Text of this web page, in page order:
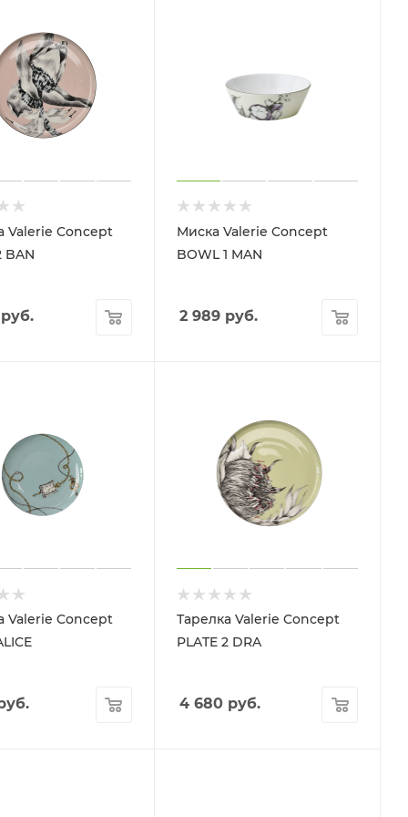
Valerie Concept
BAN
Миска Valerie Concept
BOWL 1 MAN
2 989руб.
Valerie Concept
Тарелка Valerie Concept
PLATE 2 DRA
4 680руб.